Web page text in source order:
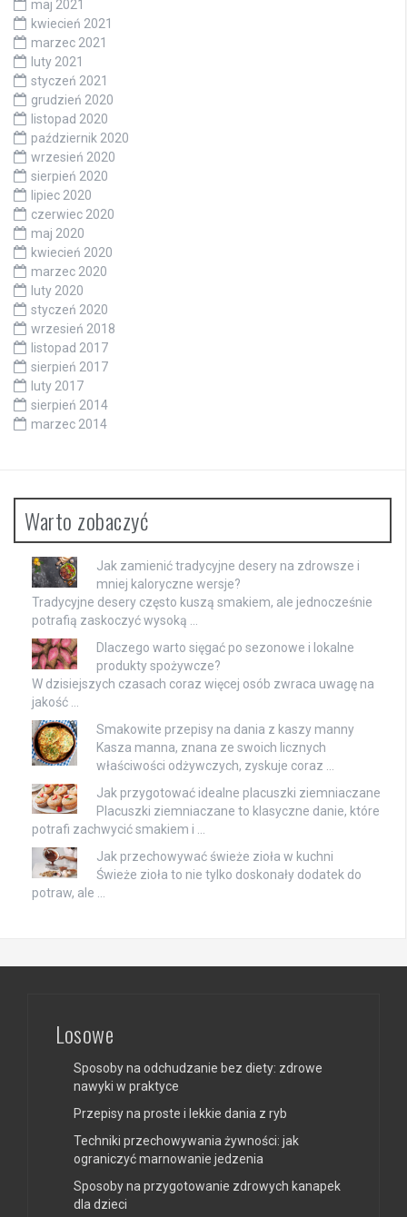
maj 2021
kwiecień 2021
marzec 2021
luty 2021
styczeń 2021
grudzień 2020
listopad 2020
październik 2020
wrzesień 2020
sierpień 2020
lipiec 2020
czerwiec 2020
maj 2020
kwiecień 2020
marzec 2020
luty 2020
styczeń 2020
wrzesień 2018
listopad 2017
sierpień 2017
luty 2017
sierpień 2014
marzec 2014
Warto zobaczyć
Jak zamienić tradycyjne desery na zdrowsze i
mniej kaloryczne wersje?
Tradycyjne desery często kuszą smakiem, ale jednocześnie
potrafią zaskoczyć wysoką …
Dlaczego warto sięgać po sezonowe i lokalne
produkty spożywcze?
W dzisiejszych czasach coraz więcej osób zwraca uwagę na
jakość …
Smakowite przepisy na dania z kaszy manny
Kasza manna, znana ze swoich licznych
właściwości odżywczych, zyskuje coraz …
Jak przygotować idealne placuszki ziemniaczane
Placuszki ziemniaczane to klasyczne danie, które
potrafi zachwycić smakiem i …
Jak przechowywać świeże zioła w kuchni
Świeże zioła to nie tylko doskonały dodatek do
potraw, ale …
Losowe
Sposoby na odchudzanie bez diety: zdrowe
nawyki w praktyce
Przepisy na proste i lekkie dania z ryb
Techniki przechowywania żywności: jak
ograniczyć marnowanie jedzenia
Sposoby na przygotowanie zdrowych kanapek
dla dzieci